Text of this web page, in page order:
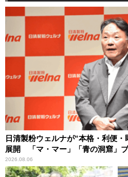
日清製粉ウェルナが“本格・利便
展開 「マ・マー」「青の洞窟」
2026.08.06